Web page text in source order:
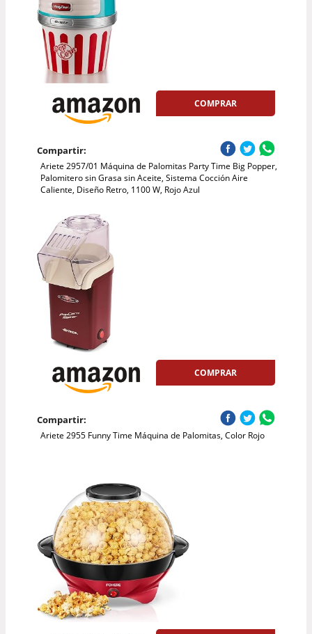
COMPRAR
Compartir:
Ariete 2957/01 Máquina de Palomitas Party Time Big Popper,
Palomitero sin Grasa sin Aceite, Sistema Cocción Aire
Caliente, Diseño Retro, 1100 W, Rojo Azul
COMPRAR
Compartir:
Ariete 2955 Funny Time Máquina de Palomitas, Color Rojo